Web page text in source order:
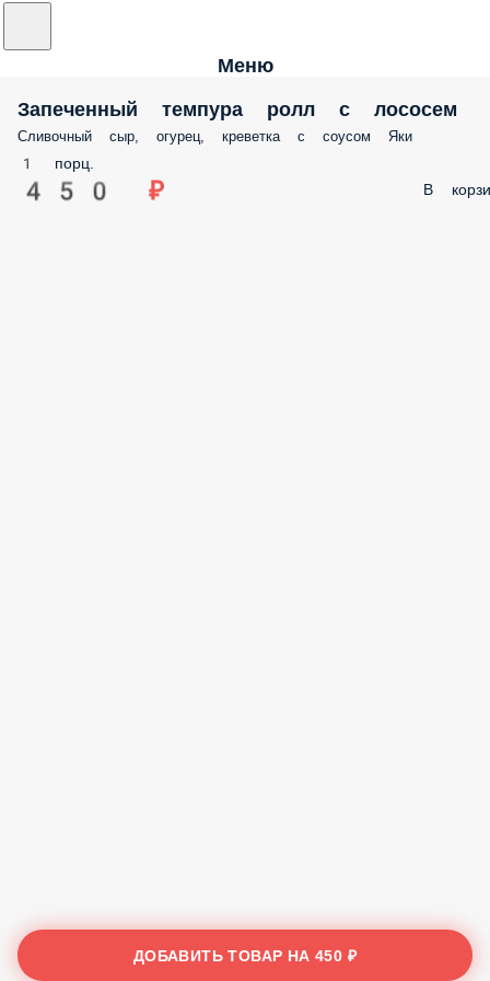
Меню
Запеченный темпура ролл с лососем
Сливочный сыр, огурец, креветка с соусом Яки
1 порц.
450 ₽ В
ДОБАВИТЬ ТОВАР НА450 ₽